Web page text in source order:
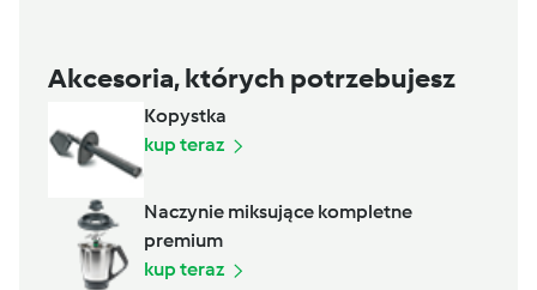
Akcesoria, których potrzebujesz
Kopystka
kup teraz
Naczynie miksujące kompletne
premium
kup teraz